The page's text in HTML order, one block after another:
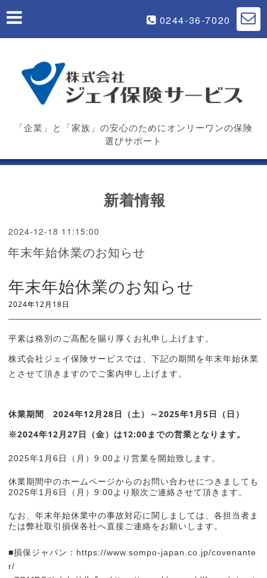
0244-36-7020
「企業」と「家族」の安心のためにオンリーワンの保険
選びサポート
新着情報
2024-12-18 11:15:00
年末年始休業のお知らせ
年末年始休業のお知らせ
2024年12月18日
平素は格別のご高配を賜り厚くお礼申し上げます。
株式会社ジェイ保険サービスでは、下記の期間を年末年始休業
とさせて頂きますのでご案内申し上げます。
休業期間 2024年12月28日（土）～2025年1月5日（日）
※2024年12月27日（金）は12:00までの営業となります。
2025年1月6日（月）9:00より営業を開始致します。
休業期間中のホームページからのお問い合わせにつきましても
2025年1月6日（月）9:00より順次ご連絡させて頂きます。
なお、年末年始休業中の事故対応に関しましては、各担当者ま
たは弊社取引損保各社へ直接ご連絡をお願いします。
■損保ジャパン： https://www.sompo-japan.co.jp/covenante
r/